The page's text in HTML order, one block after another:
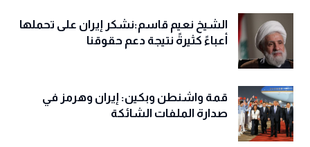
الشيخ نعيم قاسم:نشكر إيران على تحملها
أعباءً كثيرةً نتيجة دعم حقوقنا
قمة واشنطن وبكين: إيران وهرمز في
صدارة الملفات الشائكة